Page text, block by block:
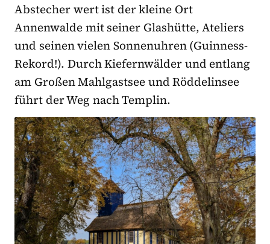
Abstecher wert ist der kleine Ort
Annenwalde mit seiner Glashütte, Ateliers
und seinen vielen Sonnenuhren (Guinness-
Rekord!). Durch Kiefernwälder und entlang
am Großen Mahlgastsee und Röddelinsee
führt der Weg nach Templin.